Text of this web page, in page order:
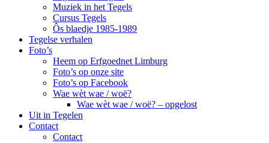
Muziek in het Tegels
Cursus Tegels
Ôs blaedje 1985-1989
Tegelse verhalen
Foto’s
Heem op Erfgoednet Limburg
Foto’s op onze site
Foto’s op Facebook
Wae wèt wae / woë?
Wae wèt wae / woë? – opgelost
Uit in Tegelen
Contact
Contact